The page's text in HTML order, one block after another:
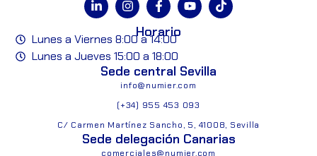
Horario
Lunes a Viernes 8:00 a 14:00
Lunes a Jueves 15:00 a 18:00
Sede central Sevilla
info@numier.com
(+34) 955 453 093
C/ Carmen Martínez Sancho, 5, 41008, Sevilla
Sede delegación Canarias
comerciales@numier.com